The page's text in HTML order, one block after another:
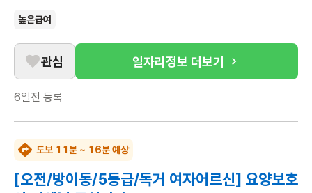
높은급여
관심 일자리정보 더보기
6일전 등록
도보 11분 ~ 16분 예상
[오전/방이동/5등급/독거 여자어르신] 요양보호